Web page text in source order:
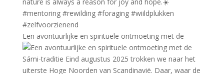
Een avontuurlijke en spirituele ontmoeting met de